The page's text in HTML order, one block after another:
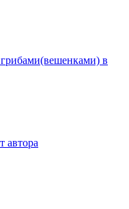
в
автора